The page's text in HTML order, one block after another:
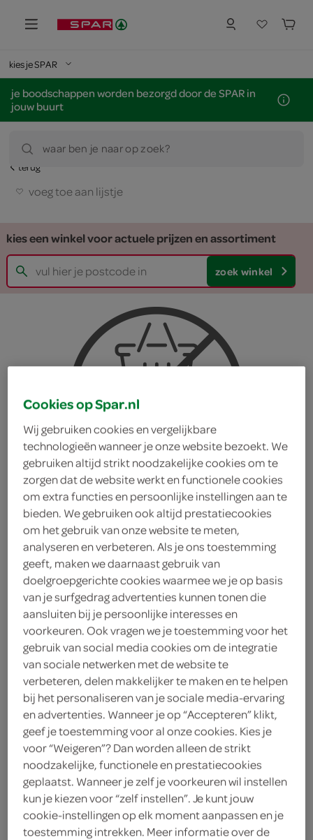
kies je SPAR
je boodschappen worden bezorgd door de SPAR in
jouw buurt
waar ben je naar op zoek?
terug
voeg toe aan lijstje
kies een winkel voor actuele prijzen en assortiment
zoek winkel
Castello Danablu 50+
Castello
125 Gram
Let op: aanbiedingen zijn niet zichtbaar bij de
producten, maar worden wél automatisch
verwerkt in de winkelmand.
puur zo gemaakt dat ie lekker fris smaakt
Klassieke Deense kaas
Bijzonder lekker op een kaasplateau
Cookies op Spar.nl
Wij gebruiken cookies en vergelijkbare
technologieën wanneer je onze website bezoekt. We
gebruiken altijd strikt noodzakelijke cookies om te
zorgen dat de website werkt en functionele cookies
om extra functies en persoonlijke instellingen aan te
bieden. We gebruiken ook altijd prestatiecookies
om het gebruik van onze website te meten,
analyseren en verbeteren. Als je ons toestemming
geeft, maken we daarnaast gebruik van
doelgroepgerichte cookies waarmee we je op basis
van je surfgedrag advertenties kunnen tonen die
aansluiten bij je persoonlijke interesses en
voorkeuren. Ook vragen we je toestemming voor het
gebruik van social media cookies om de integratie
van sociale netwerken met de website te
verbeteren, delen makkelijker te maken en te helpen
bij het personaliseren van je sociale media-ervaring
en advertenties. Wanneer je op “Accepteren” klikt,
geef je toestemming voor al onze cookies. Kies je
voor “Weigeren”? Dan worden alleen de strikt
noodzakelijke, functionele en prestatiecookies
geplaatst. Wanneer je zelf je voorkeuren wil instellen
kun je kiezen voor “zelf instellen”. Je kunt jouw
cookie-instellingen op elk moment aanpassen en je
toestemming intrekken. Meer informatie over de